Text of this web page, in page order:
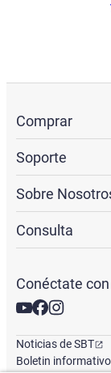
Comprar
Soporte
Sobre
Consulta
Conéctate
Noticias de SBT
Boletin informativo